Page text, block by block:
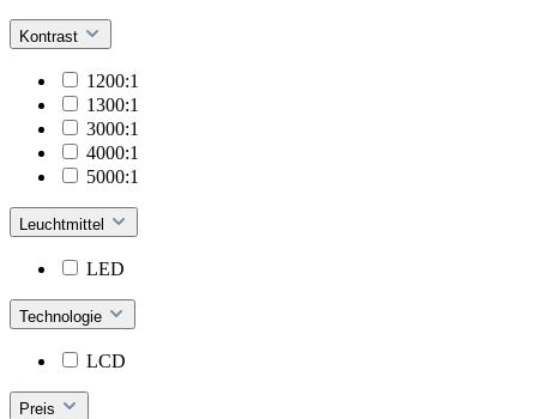
Kontrast
1200:1
1300:1
3000:1
4000:1
5000:1
Leuchtmittel
LED
Technologie
LCD
Preis